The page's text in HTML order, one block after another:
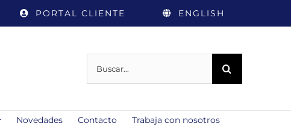
PORTAL CLIENTE ENGLISH
Novedades Contacto
Trabaja con nosotros